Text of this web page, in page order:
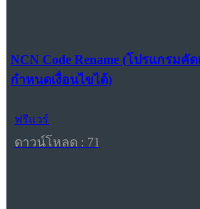
NCN Code Rename (โปรแกรมคั
กำหนดเงื่อนไขได้)
ฟรีแวร์
ดาวน์โหลด : 71